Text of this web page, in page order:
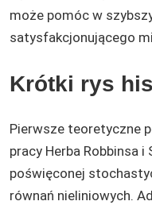
może pomóc w
satysfakcjonującego
Krótki rys
Pierwsze teoretyczne
pracy Herba Robbinsa
poświęconej
równań nieliniowych.